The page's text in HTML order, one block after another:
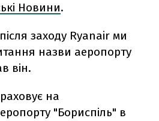
Новини.
заходу Ryanair ми
назви аеропорту
він.
на
"Бориспіль" в